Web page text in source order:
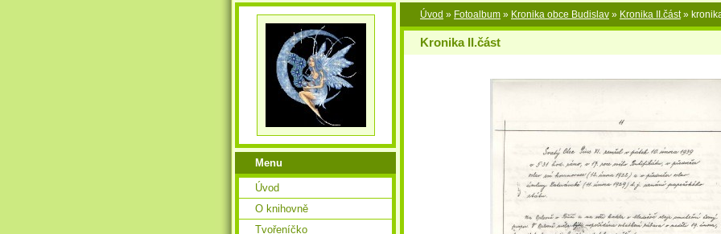
Úvod » Fotoalbum » Kronika obce Budislav » Kronika II.část»
Kronika II.část
Menu
Úvod
O knihovně
Tvořeníčko